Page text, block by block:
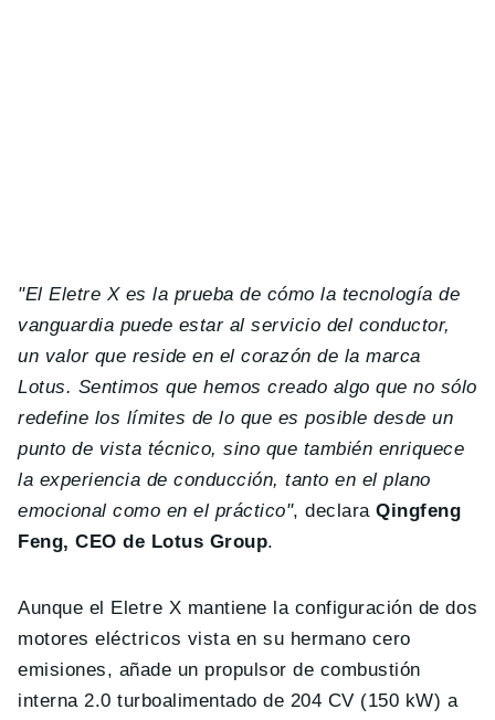
"El Eletre X es la prueba de cómo la tecnología de
vanguardia puede estar al servicio del conductor,
un valor que reside en el corazón de la marca
Lotus. Sentimos que hemos creado algo que no sólo
redefine los límites de lo que es posible desde un
punto de vista técnico, sino que también enriquece
la experiencia de conducción, tanto en el plano
emocional como en el práctico", declaraQingfeng
Feng, CEO de Lotus Group.
Aunque el Eletre X mantiene la configuración de dos
motores eléctricos vista en su hermano cero
emisiones, añade un propulsor de combustión
interna 2.0 turboalimentado de 204 CV (150 kW) a